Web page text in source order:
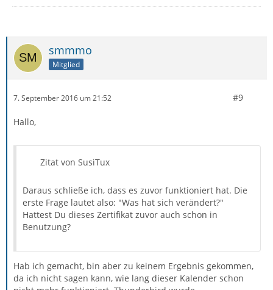
smmmo
Mitglied
7. September 2016 um 21:52 #9
Hallo,
Zitat von SusiTux
Daraus schließe ich, dass es zuvor funktioniert hat. Die
erste Frage lautet also: "Was hat sich verändert?"
Hattest Du dieses Zertifikat zuvor auch schon in
Benutzung?
Hab ich gemacht, bin aber zu keinem Ergebnis gekommen,
da ich nicht sagen kann, wie lang dieser Kalender schon